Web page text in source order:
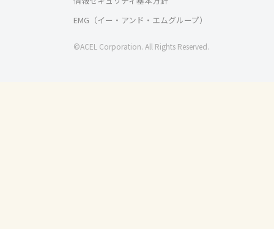
EMG（イー・アンド・エムグループ）